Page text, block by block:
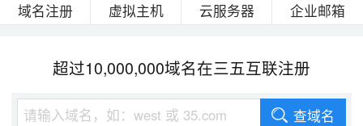
域名注册 虚拟主机 云服务器 企业邮箱
超过10,000,000域名在三五互联注册
查域名